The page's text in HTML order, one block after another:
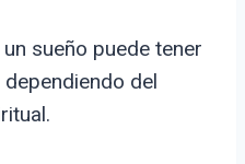
sueño puede tener
del